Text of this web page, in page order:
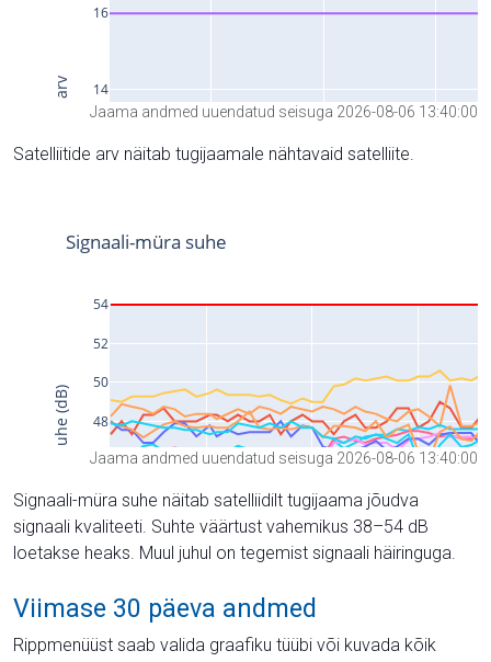
Jaama andmed uuendatud seisuga 2026-08-06 13:40:00
Satelliitide arv näitab tugijaamale nähtavaid satelliite.
Jaama andmed uuendatud seisuga 2026-08-06 13:40:00
Signaali-müra suhe näitab satelliidilt tugijaama jõudva
signaali kvaliteeti. Suhte väärtust vahemikus 38–54 dB
loetakse heaks. Muul juhul on tegemist signaali häiringuga.
Viimase 30 päeva andmed
Rippmenüüst saab valida graafiku tüübi või kuvada kõik